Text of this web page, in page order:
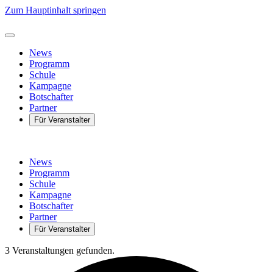
Zum Hauptinhalt springen
News
Programm
Schule
Kampagne
Botschafter
Partner
Für Veranstalter
News
Programm
Schule
Kampagne
Botschafter
Partner
Für Veranstalter
3 Veranstaltungen gefunden.